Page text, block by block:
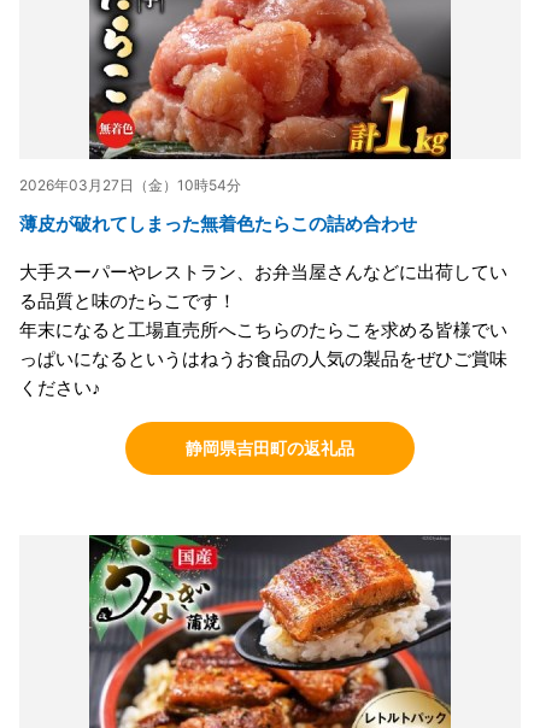
2026年03月27日（金）10時54分
薄皮が破れてしまった無着色たらこの詰め合わせ
大手スーパーやレストラン、お弁当屋さんなどに出荷してい
る品質と味のたらこです！
年末になると工場直売所へこちらのたらこを求める皆様でい
っぱいになるというはねうお食品の人気の製品をぜひご賞味
ください♪
静岡県吉田町の返礼品